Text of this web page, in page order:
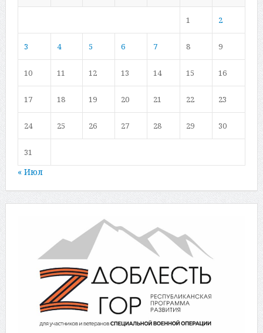
1 2
3 4 5 6 7 8 9
10 11 12 13 14 15 16
17 18 19 20 21 22 23
24 25 26 27 28 29 30
31
« Июл